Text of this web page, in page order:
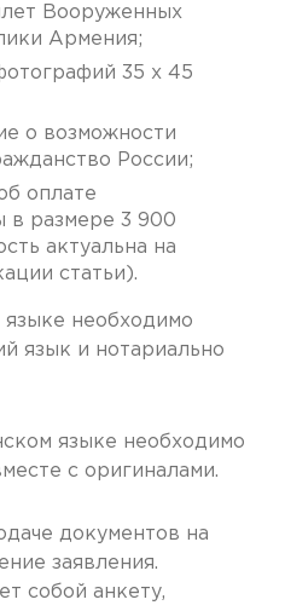
Вооруженных
Армения;
35 x 45
о возможности
России;
оплате
в размере 3 900
актуальна на
статьи).
необходимо
язык и нотариально
языке необходимо
с оригиналами.
документов на
заявления.
собой анкету,